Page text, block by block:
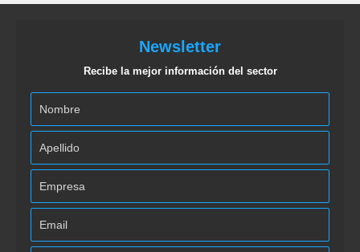
Newsletter
Recibe la mejor información del sector